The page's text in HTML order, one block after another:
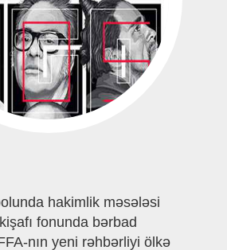
hakimlik məsələsi
fonunda bərbad
nın yeni rəhbərliyi ölkə